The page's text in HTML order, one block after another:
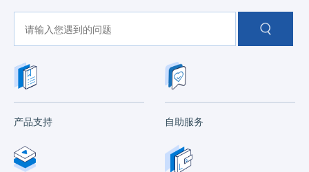
产品支持 自助服务